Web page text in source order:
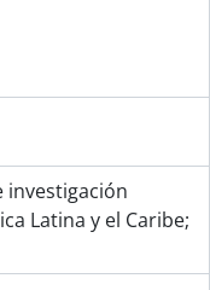
investigación
Latina y el Caribe;